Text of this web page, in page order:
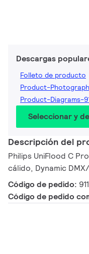
Descargas
Folleto de producto
Product-
Product-Diagrams-
Seleccionar y
Descripción del
Philips UniFlood C
cálido, Dynamic
Código de pedido:
Código de pedido